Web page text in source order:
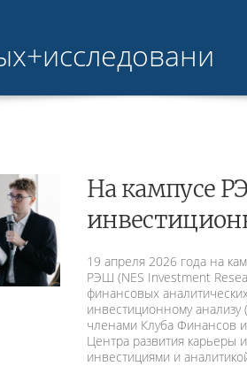
На кампусе
19 апреля 2026 года на
РЭШ (NES Investment
финансовых
инвестиционному
членами Клуба Финансов
Центра развития
инвестициями и